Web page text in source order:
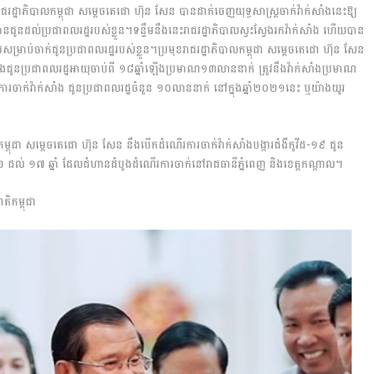
រដ្ឋាភិបាលកម្ពុជា សម្តេចតេជោ ហ៊ុន សែន បានដាក់ចេញយុទ្ធសាស្ត្រចាក់វ៉ាក់សាំងនេះឱ្យ
នដល់ប្រជាពលរដ្ឋរបស់ខ្លួន។ទន្ទឹមនឹងនេះរាជរដ្ឋាភិបាលស្វះស្វែងរកវ៉ាក់សាំង ហើយបាន
ម្រាប់ចាក់ជូនប្រជាពលរដ្ឋរបស់ខ្លួន។ប្រមុខរាជរដ្ឋាភិបាលកម្ពុជា សម្តេចតេជោ ហ៊ុន សែន
ងជូនប្រជាពលរដ្ឋអាយុចាប់ពី ១៨ឆ្នាំឡើងប្រមាណ១៣លាននាក់ ត្រូវនឹងវ៉ាក់សាំងប្រមាណ
ចាក់វ៉ាក់សាំង ជូនប្រជាពលរដ្ឋចំនួន ១០លាននាក់ នៅក្នុងឆ្នាំ២០២១នេះ ឬយ៉ាងយូរ
កម្ពុជា សម្តេចតេជោ ហ៊ុន សែន នឹងបើកដំណើរការចាក់វ៉ាក់សាំងបង្ការជំងឺកូវីដ-១៩ ជូន
ល់ ១៧ ឆ្នាំ ដែលជំហានដំបូងដំណើរការចាក់នៅរាជធានីភ្នំពេញ និងខេត្តកណ្ដាល។
កម្ពុជា